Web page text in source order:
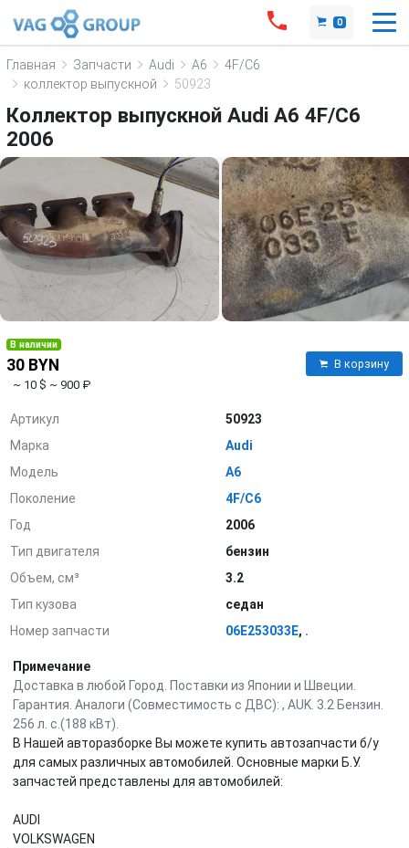
0
Главная Запчасти Audi A6
4F/C6
коллектор выпускной
50923
Коллектор выпускной Audi A6 4F/C6
2006
В наличии
30 BYN
~ 10 $ ~ 900 ₽
В корзину
Артикул
50923
Марка
Audi
Модель
A6
Поколение
4F/C6
Год
2006
Тип двигателя
бензин
Объем, см³
3.2
Тип кузова
седан
Номер запчасти
06E253033E, .
Примечание
Доставка в любой Город. Поставки из Японии и Швеции.
Гарантия. Аналоги (Совместимость с ДВС): , AUK. 3.2 Бензин.
256 л. с.(188 кВт).
В Нашей авторазборке Вы можете купить автозапчасти б/у
для самых различных автомобилей. Основные марки Б.У.
запчастей представлены для автомобилей:
AUDI
VOLKSWAGEN